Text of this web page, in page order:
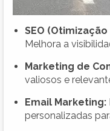
SEO
Melhora a
Marketing de
valiosos e
Email Marketing:
personalizadas